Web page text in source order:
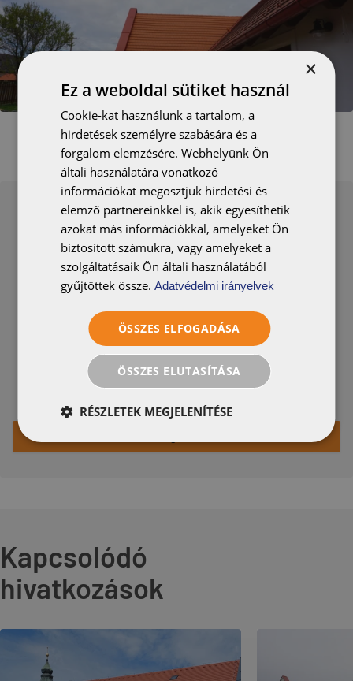
RÓNA
EGYENESVÁGÁSÚ
Hornyolt cserép divatos tetőhöz
Kapcsolódó
hivatkozások
×
Ez a weboldal sütiket használ
Cookie-kat használunk a tartalom, a
hirdetések személyre szabására és a
forgalom elemzésére. Webhelyünk Ön
általi használatára vonatkozó
információkat megosztjuk hirdetési és
elemző partnereinkkel is, akik egyesíthetik
azokat más információkkal, amelyeket Ön
biztosított számukra, vagy amelyeket a
szolgáltatásaik Ön általi használatából
gyűjtöttek össze.Adatvédelmi irányelvek
ÖSSZES ELFOGADÁSA
ÖSSZES ELUTASÍTÁSA
RÉSZLETEK MEGJELENÍTÉSE